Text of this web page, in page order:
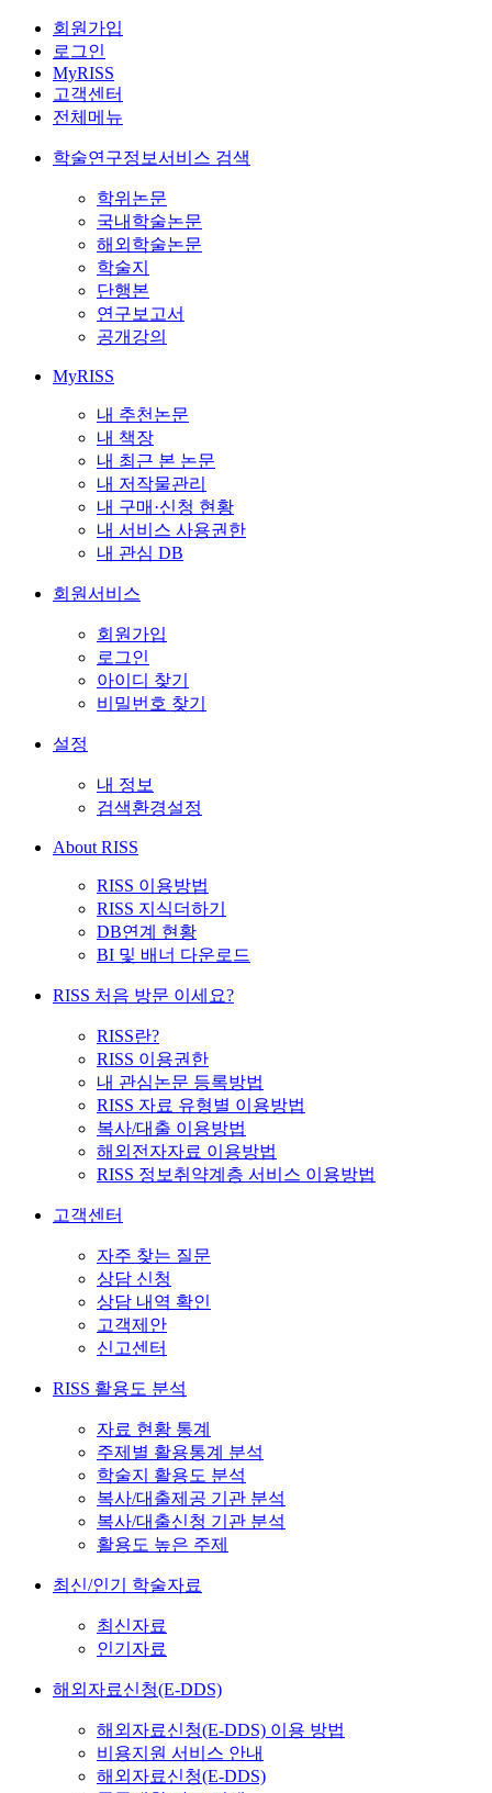
회원가입
로그인
MyRISS
고객센터
전체메뉴
학술연구정보서비스 검색
학위논문
국내학술논문
해외학술논문
학술지
단행본
연구보고서
공개강의
MyRISS
내 추천논문
내 책장
내 최근 본 논문
내 저작물관리
내 구매·신청 현황
내 서비스 사용권한
내 관심 DB
회원서비스
회원가입
로그인
아이디 찾기
비밀번호 찾기
설정
내 정보
검색환경설정
About RISS
RISS 이용방법
RISS 지식더하기
DB연계 현황
BI 및 배너 다운로드
RISS 처음 방문 이세요?
RISS란?
RISS 이용권한
내 관심논문 등록방법
RISS 자료 유형별 이용방법
복사/대출 이용방법
해외전자자료 이용방법
RISS 정보취약계층 서비스 이용방법
고객센터
자주 찾는 질문
상담 신청
상담 내역 확인
고객제안
신고센터
RISS 활용도 분석
자료 현황 통계
주제별 활용통계 분석
학술지 활용도 분석
복사/대출제공 기관 분석
복사/대출신청 기관 분석
활용도 높은 주제
최신/인기 학술자료
최신자료
인기자료
해외자료신청(E-DDS)
해외자료신청(E-DDS) 이용 방법
비용지원 서비스 안내
해외자료신청(E-DDS)